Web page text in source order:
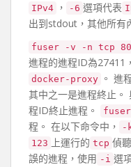
IPv4 ， -6 選項代表
出到stdout，其他所有
fuser -v -n tcp 80
進程的進程ID為27411
docker-proxy 。 進
其中之一是進程終止。
程ID終止進程。
fuser
程。 在以下命令中，
-
123 上運行的 tcp 偵
誤的進程，使用 -i 選